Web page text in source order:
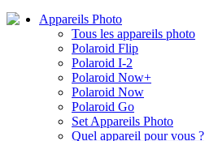
Appareils Photo
Tous les appareils photo
Polaroid Flip
Polaroid I-2
Polaroid Now+
Polaroid Now
Polaroid Go
Set Appareils Photo
Quel appareil pour vous ?